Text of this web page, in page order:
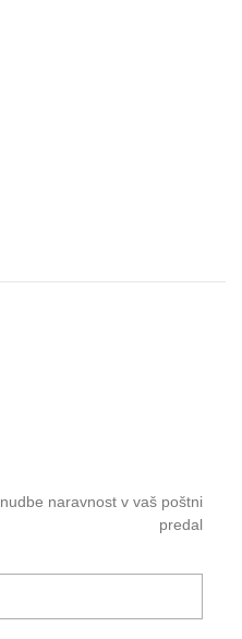
naravnost v vaš poštni
predal